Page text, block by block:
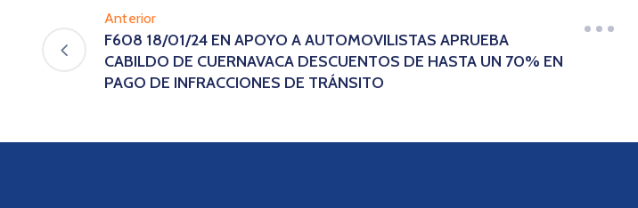
Anterior
F608 18/01/24 EN APOYO A AUTOMOVILISTAS APRUEBA
CABILDO DE CUERNAVACA DESCUENTOS DE HASTA UN 70% EN
PAGO DE INFRACCIONES DE TRÁNSITO